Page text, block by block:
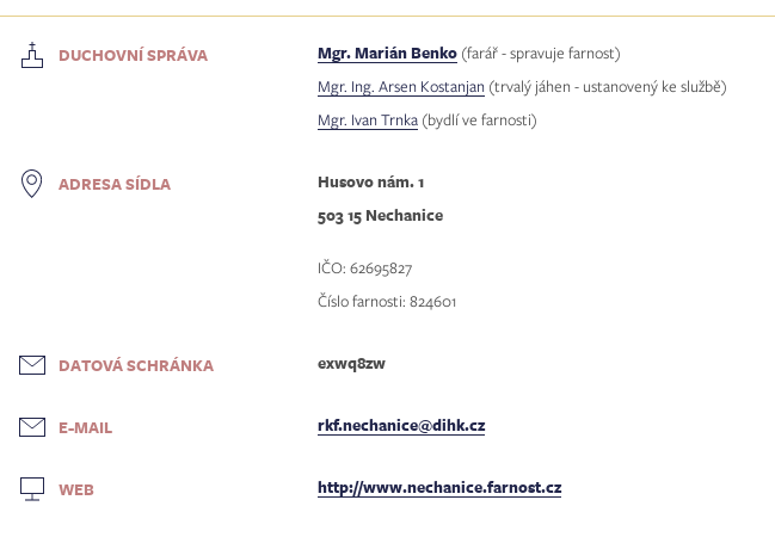
DUCHOVNÍ SPRÁVA Mgr. Marián Benko (farář - spravuje farnost)
Mgr. Ing. Arsen Kostanjan (trvalý jáhen - ustanovený ke službě)
Mgr. Ivan Trnka (bydlí ve farnosti)
ADRESA SÍDLA
Husovo nám. 1
503 15 Nechanice
IČO: 62695827
Číslo farnosti: 824601
DATOVÁ SCHRÁNKA exwq8zw
E-MAIL rkf.nechanice@dihk.cz
WEB http://www.nechanice.farnost.cz